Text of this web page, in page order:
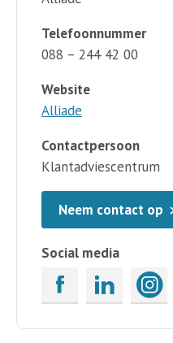
Telefoonnummer
088 – 244 42 00
Website
Alliade
Contactpersoon
Klantadviescentrum
Neem contact op
Social media